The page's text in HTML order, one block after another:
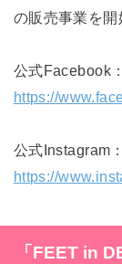
の販売事業を開
公式Facebook：
https://
公式Instagram：
https://
「FEET in